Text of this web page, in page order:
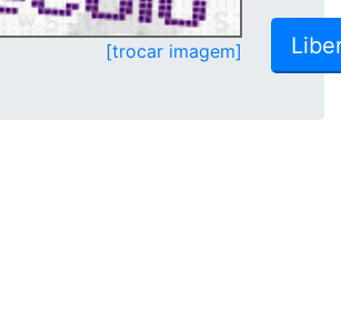
[trocar imagem]